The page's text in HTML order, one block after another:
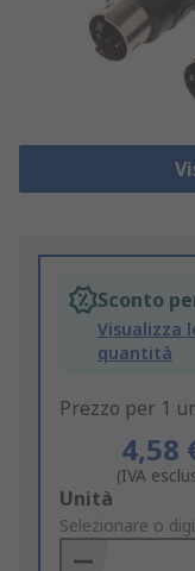
Sconto
Visualizza
quantità
Prezzo per 1
4,58
(IVA
Add
to
Basket
Unità
Selezionare o